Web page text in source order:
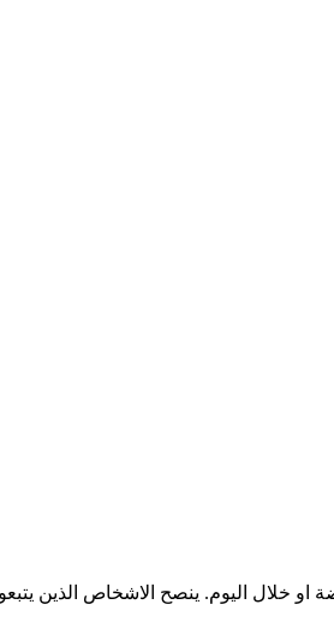
خلال اليوم. ينصح الاشخاص الذين